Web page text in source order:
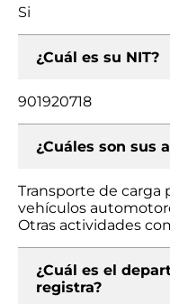
Si
¿Cuál es su NIT?
901920718
¿Cuáles son sus
Transporte de carga
vehículos
Otras actividades
¿Cuál es el
registra?